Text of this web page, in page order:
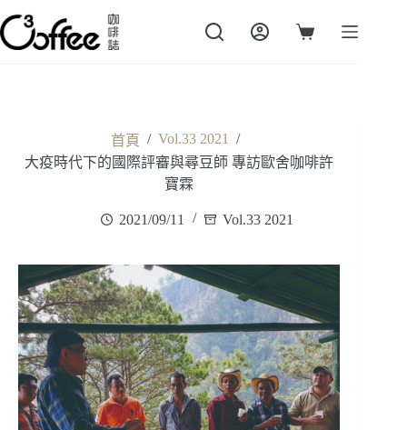
跳
至
主
購
首頁 / Vol.33 2021
/
大疫時代下的國際評審與尋豆師 專訪歐舍咖啡許
寶霖
2021/09/11 Vol.33 2021